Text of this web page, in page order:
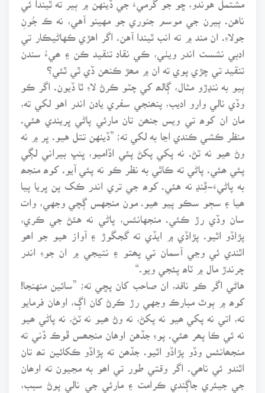
ناهن. ٻيرن جي موسم جنوري جو مهينو آهي، نه ڪ جُونِ
جولاءِ. ان مند ۾ ته انب ٿيندا آهن. اگر اهڙي ڪهاڻيڪار تي
ادبي نشست اندر ويٺي، ڪي نقاد تنقيد ڪن ۽ ھيءُ سندن
تنقيد تي چڙي پوي ته ان ۾ مھڙ ڪنھن ڏي ٿي ٿئي؟
ٻيو به ننڍڙو مثال، ڳالھ کي چٽو ڪرڻ لاءِ ٿا ڏيون. اگر ڪو
وڏي نالي وارو اديب، پنھنجي سفري يادن اندر اهو لکي ته،
مان ان کوھ تي ويس جنھن تان مارئي پاڻي ڀريندي هئي.
منظر ڪشي ڪندي اڃا به لکي ته؛ ”ڏينهن تتل هيو. ڀر ۾ نه
وڻ ھيو نه ٽڻ. نه پکي پکڻ پئي اڏاميو، ڀنڀ بيراني لڳي
پئي ھئي. پاڻي ته ڪاٿي به نظر ڪو نه پئي آيو. کوھ منجھ
به پاڻيءَ-ڦِنڍ نه هئي. کوھ جي تري اندر ڪک پن ڀريا پيا
ھيا ۽ سڄو سڪو پيو ھيو. مون منجهس ڳچي وجهي، وات
سان وڏي رڙ ڪئي. منجهانئس، پاڻي نه هئڻ جي ڪري،
پڙاڏو اٿيو. پڙاڏي ۾ ايڏي ته گجگوڙ ۽ آواز هيو جو اھو
اٿندي ئي وڃي آسمان تي پھتو ۽ نتيجي ۾ ان جوءِ اندر
چرندڙ مال ۾ ٽاھ پئجي ويو.“
هاڻي اگر ڪو ناقد، ان صاحب کان پڇي ته؛ ”سائين منهنجا!
کوھ ۾ ٻوٿ مبارڪ وجهي رڙ ڪرڻ کان اڳ، اوهان فرمايو
ته، اتي نه پکي ھيو نه پکڻ، نه وڻ ھيو نه ٽڻ، نه پاڻي ھيو
نه ئي ڪا پھر ھئي. پوءِ جڏهن اوهان منجھس ڦوڪ ڏني ته
منجھانئس وڏو پڙاڏو اٿيو. جڏھن ته پڙاڏو ڪکائين تھ تان
اٿندو ئي ناھي. اگر وقتي طور تي اھو به مڃيون ته اوھان
جي جيئري جاڳندي ڪرامت ۽ مارئي جي نالي پوڻ سبب،